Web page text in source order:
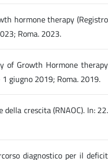
hormone therapy (Registro
Roma. 2023.
of Growth Hormone therapy
giugno 2019; Roma. 2019.
crescita (RNAOC). In: 22.
diagnostico per il deficit